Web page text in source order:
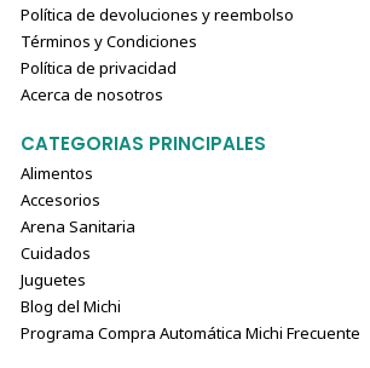
Política de devoluciones y reembolso
Términos y Condiciones
Política de privacidad
Acerca de nosotros
CATEGORIAS PRINCIPALES
Alimentos
Accesorios
Arena Sanitaria
Cuidados
Juguetes
Blog del Michi
Programa Compra Automática Michi Frecuente